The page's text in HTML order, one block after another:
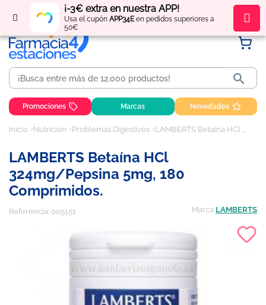
¡-3€ extra en nuestra APP!
Usa el cupón APP34Een pedidos superiores a
50€
Regístratey obténpuntos por tus compras

Promociones Marcas Novedades
Inicio Nutrición Problemas Digestivos LAMBERTS Betaína HCl 324mg/Pepsina 5mg, 180 comprimidos.
LAMBERTS Betaína HCl
324mg/Pepsina 5mg, 180
Comprimidos.
Referencia: 005151 Marca LAMBERTS